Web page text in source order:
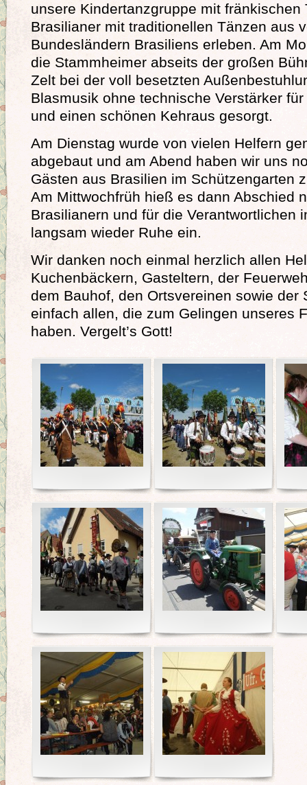
unsere Kindertanzgruppe mit fränkischen
Brasilianer mit traditionellen Tänzen aus
Bundesländern Brasiliens erleben. Am
die Stammheimer abseits der großen
Zelt bei der voll besetzten
Blasmusik ohne technische Verstärker
und einen schönen Kehraus gesorgt.
Am Dienstag wurde von vielen Helfern
abgebaut und am Abend haben wir uns
Gästen aus Brasilien im Schützengarten
Am Mittwochfrüh hieß es dann Abschied
Brasilianern und für die Verantwortlichen
langsam wieder Ruhe ein.
Wir danken noch einmal herzlich allen
Kuchenbäckern, Gasteltern, der
dem Bauhof, den Ortsvereinen sowie der
einfach allen, die zum Gelingen unseres
haben. Vergelt’s Gott!